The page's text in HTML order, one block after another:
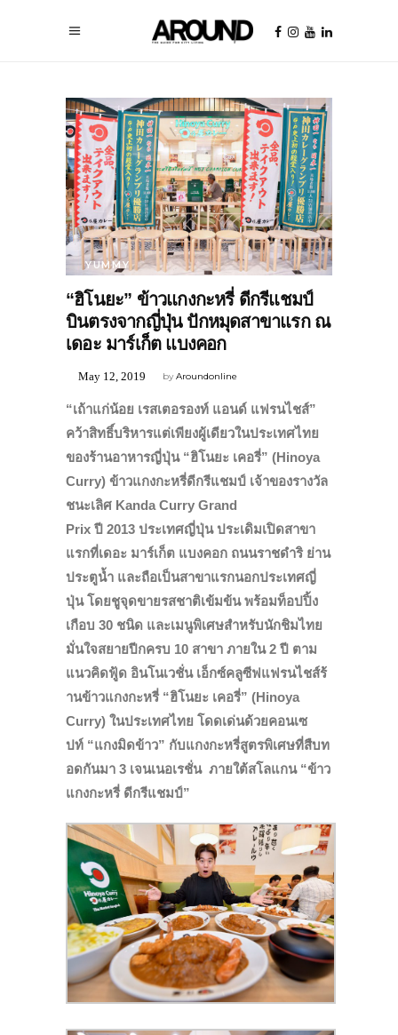
YUMMY
“ฮิโนยะ” ข้าวแกงกะหรี่ ดีกรีแชมป์
บินตรงจากญี่ปุ่น ปักหมุดสาขาแรก ณ
เดอะ มาร์เก็ต แบงคอก
byAroundonline
May 12, 2019
“เถ้าแก่น้อย เรสเตอรองท์ แอนด์ แฟรนไชส์”
คว้าสิทธิ์บริหารแต่เพียงผู้เดียวในประเทศไทย
ของร้านอาหารญี่ปุ่น “ฮิโนยะ เคอรี่” (Hinoya
Curry) ข้าวแกงกะหรี่ดีกรีแชมป์ เจ้าของรางวัล
ชนะเลิศ Kanda Curry Grand
Prix ปี 2013 ประเทศญี่ปุ่น ประเดิมเปิดสาขา
แรกที่เดอะ มาร์เก็ต แบงคอก ถนนราชดำริ ย่าน
ประตูน้ำ และถือเป็นสาขาแรกนอกประเทศญี่
ปุ่น โดยชูจุดขายรสชาติเข้มข้น พร้อมท็อปปิ้ง
เกือบ 30 ชนิด และเมนูพิเศษสำหรับนักชิมไทย
มั่นใจสยายปีกครบ 10 สาขา ภายใน2 ปี ตาม
แนวคิดฟู้ด อินโนเวชั่น เอ็กซ์คลูซีฟแฟรนไชส์ร้
านข้าวแกงกะหรี่ “ฮิโนยะ เคอรี่” (Hinoya
Curry) ในประเทศไทย โดดเด่นด้วยคอนเซ
ปท์ “แกงมิดข้าว” กับแกงกะหรี่สูตรพิเศษที่สืบท
อดกันมา 3 เจนเนอเรชั่น ภายใต้สโลแกน “ข้าว
แกงกะหรี่ ดีกรีแชมป์”